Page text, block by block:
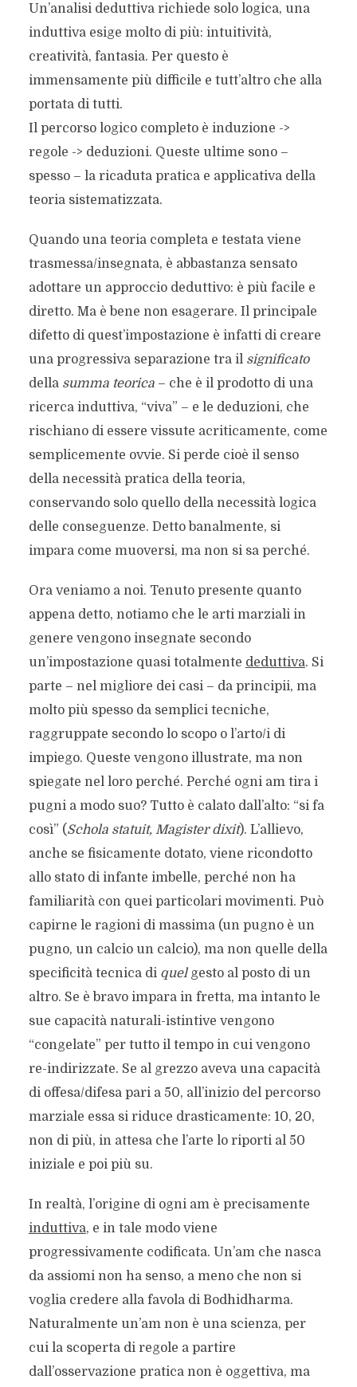
Un’analisi deduttiva richiede solo logica, una
induttiva esige molto di più: intuitività,
creatività, fantasia. Per questo è
immensamente più difficile e tutt’altro che alla
portata di tutti.
Il percorso logico completo è induzione ->
regole -> deduzioni. Queste ultime sono –
spesso – la ricaduta pratica e applicativa della
teoria sistematizzata.
Quando una teoria completa e testata viene
trasmessa/insegnata, è abbastanza sensato
adottare un approccio deduttivo: è più facile e
diretto. Ma è bene non esagerare. Il principale
difetto di quest’impostazione è infatti di creare
una progressiva separazione tra il significato
della summa teorica– che è il prodotto di una
ricerca induttiva, “viva” – e le deduzioni, che
rischiano di essere vissute acriticamente, come
semplicemente ovvie. Si perde cioè il senso
della necessità pratica della teoria,
conservando solo quello della necessità logica
delle conseguenze. Detto banalmente, si
impara come muoversi, ma non si sa perché.
Ora veniamo a noi. Tenuto presente quanto
appena detto, notiamo che le arti marziali in
genere vengono insegnate secondo
un’impostazione quasi totalmente deduttiva. Si
parte – nel migliore dei casi – da principii, ma
molto più spesso da semplici tecniche,
raggruppate secondo lo scopo o l’arto/i di
impiego. Queste vengono illustrate, ma non
spiegate nel loro perché. Perché ogni am tira i
pugni a modo suo? Tutto è calato dall’alto: “si fa
così” (Schola statuit, Magister dixit). L’allievo,
anche se fisicamente dotato, viene ricondotto
allo stato di infante imbelle, perché non ha
familiarità con quei particolari movimenti. Può
capirne le ragioni di massima (un pugno è un
pugno, un calcio un calcio), ma non quelle della
specificità tecnica di quelgesto al posto di un
altro. Se è bravo impara in fretta, ma intanto le
sue capacità naturali-istintive vengono
“congelate” per tutto il tempo in cui vengono
re-indirizzate. Se al grezzo aveva una capacità
di offesa/difesa pari a 50, all’inizio del percorso
marziale essa si riduce drasticamente: 10, 20,
non di più, in attesa che l’arte lo riporti al 50
iniziale e poi più su.
In realtà, l’origine di ogni am è precisamente
induttiva, e in tale modo viene
progressivamente codificata. Un’am che nasca
da assiomi non ha senso, a meno che non si
voglia credere alla favola di Bodhidharma.
Naturalmente un’am non è una scienza, per
cui la scoperta di regole a partire
dall’osservazione pratica non è oggettiva, ma